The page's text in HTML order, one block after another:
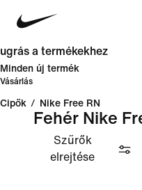
ugrás a termékekhez
Minden új termék
Vásárlás
Cipők / Nike Free RN
Fehér Nike
Szűrők
elrejtése